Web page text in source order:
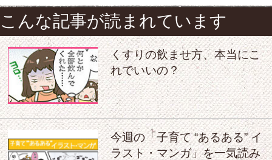
こんな記事が読まれています
くすりの飲ませ方、本当にこ
れでいいの？
今週の「子育て “あるある” イ
ラスト・マンガ」を一気読み